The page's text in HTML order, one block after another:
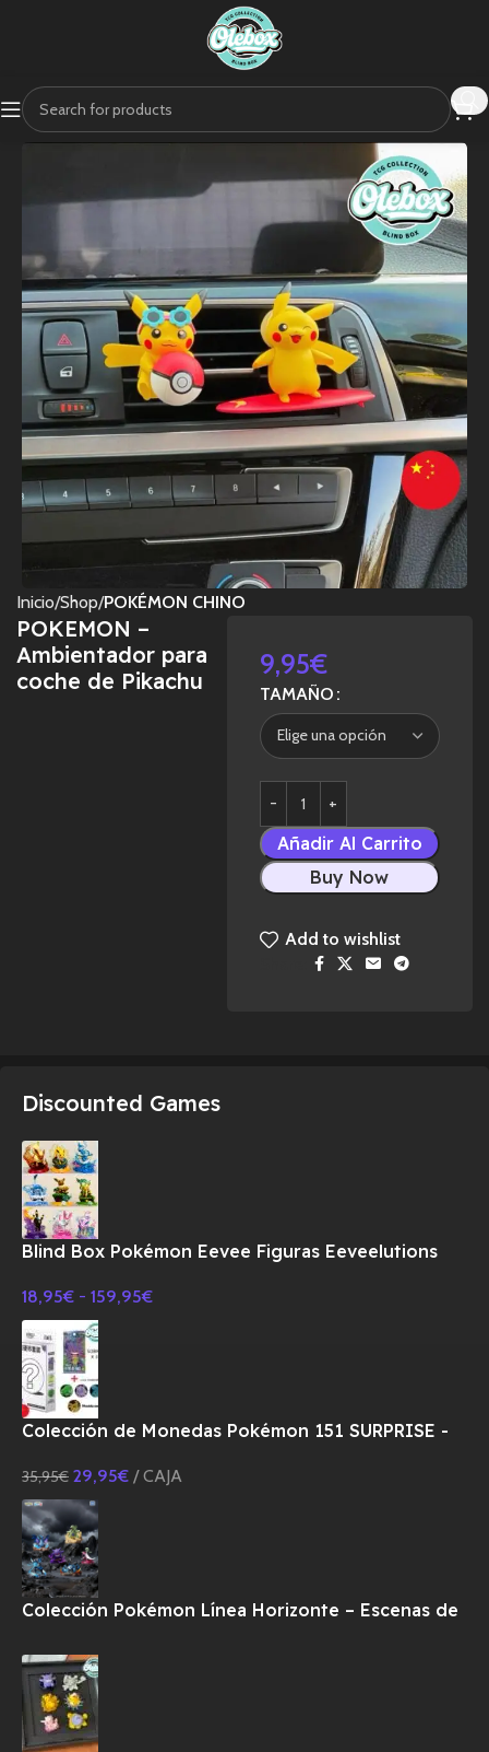
Inicio Shop POKÉMON CHINO
POKEMON –
Ambientador para
coche de Pikachu
9,95€
TAMAÑO
Añadir Al Carrito
Buy Now
Add to wishlist
Discounted Games
Blind Box Pokémon Eevee Figuras Eeveelutions
18,95€ - 159,95€
Colección de Monedas Pokémon 151 SURPRISE -
35,95€ 29,95€ CAJA
Colección Pokémon Línea Horizonte – Escenas de